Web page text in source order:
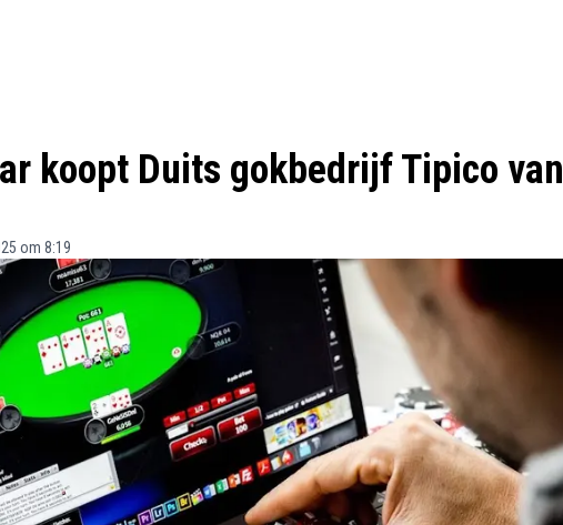
koopt Duits gokbedrijf Tipico van
om 8:19